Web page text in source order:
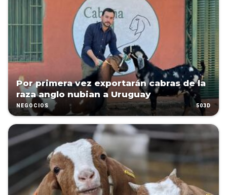
Por primera vez exportarán cabras de la
raza anglo nubian a Uruguay
NEGOCIOS 503D